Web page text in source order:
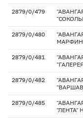
2879/0/479
2879/0/480
2879/0/481
2879/0/482
2879/0/485
"ЛЕНТА"